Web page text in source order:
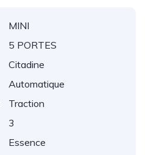
MINI
5 PORTES
Citadine
Automatique
Traction
3
Essence